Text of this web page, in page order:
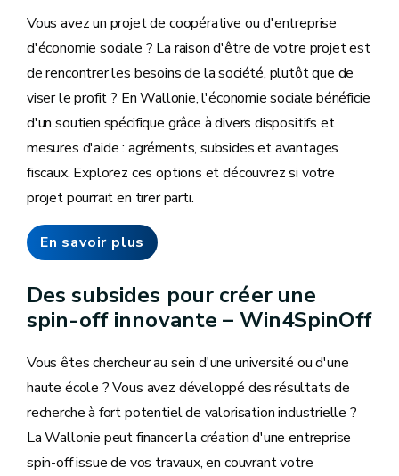
Vous avez un projet de coopérative ou d'entreprise
d'économie sociale ? La raison d'être de votre projet est
de rencontrer les besoins de la société, plutôt que de
viser le profit ? En Wallonie, l'économie sociale bénéficie
d'un soutien spécifique grâce à divers dispositifs et
mesures d'aide : agréments, subsides et avantages
fiscaux. Explorez ces options et découvrez si votre
projet pourrait en tirer parti.
En savoir plus
Des subsides pour créer une
spin-off innovante – Win4SpinOff
Vous êtes chercheur au sein d'une université ou d'une
haute école ? Vous avez développé des résultats de
recherche à fort potentiel de valorisation industrielle ?
La Wallonie peut financer la création d'une entreprise
spin-off issue de vos travaux, en couvrant votre